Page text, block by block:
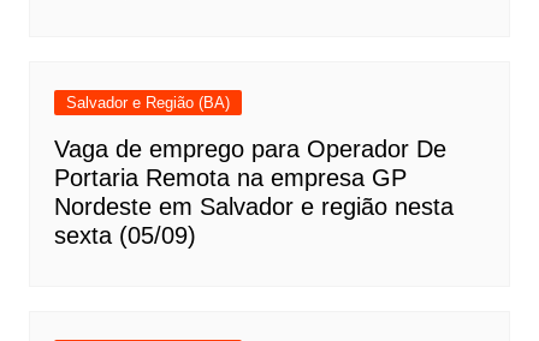
Salvador e Região (BA)
Vaga de emprego para Operador De
Portaria Remota na empresa GP
Nordeste em Salvador e região nesta
sexta (05/09)